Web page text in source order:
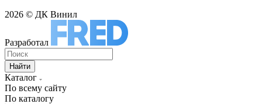
2026 © ДК Винил
Разработал
Найти
Каталог
По всему сайту
По каталогу